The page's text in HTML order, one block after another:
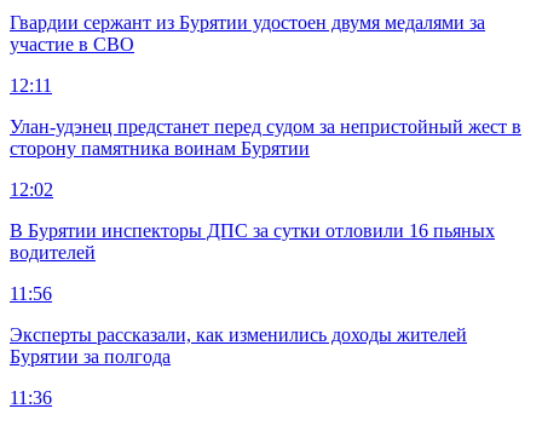
Гвардии сержант из Бурятии удостоен двумя медалями за
участие в СВО
12:11
Улан-удэнец предстанет перед судом за непристойный жест в
сторону памятника воинам Бурятии
12:02
В Бурятии инспекторы ДПС за сутки отловили 16 пьяных
водителей
11:56
Эксперты рассказали, как изменились доходы жителей
Бурятии за полгода
11:36